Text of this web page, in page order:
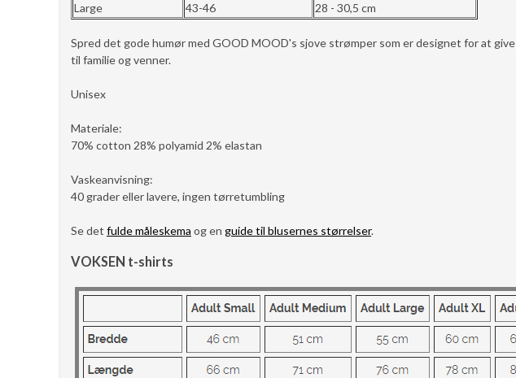
Large
43-46 28 - 30,5 cm
Spred det gode humør med GOOD MOOD's sjove strømper som er designet for at
til familie og venner.
Unisex
Materiale:
70% cotton 28% polyamid 2% elastan
Vaskeanvisning:
40 grader eller lavere, ingen tørretumbling
Se det fulde måleskema og en guide til blusernes størrelser.
VOKSEN t-shirts